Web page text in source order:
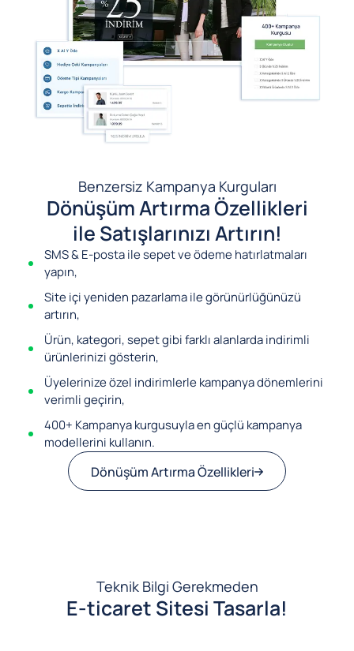
Benzersiz Kampanya Kurguları
Dönüşüm Artırma Özellikleri
ile Satışlarınızı Artırın!
SMS & E-posta ile sepet ve ödeme hatırlatmaları
yapın,
Site içi yeniden pazarlama ile görünürlüğünüzü
artırın,
Ürün, kategori, sepet gibi farklı alanlarda indirimli
ürünlerinizi gösterin,
Üyelerinize özel indirimlerle kampanya dönemlerini
verimli geçirin,
400+ Kampanya kurgusuyla en güçlü kampanya
modellerini kullanın.
Dönüşüm Artırma Özellikleri
Teknik Bilgi Gerekmeden
E-ticaret Sitesi Tasarla!